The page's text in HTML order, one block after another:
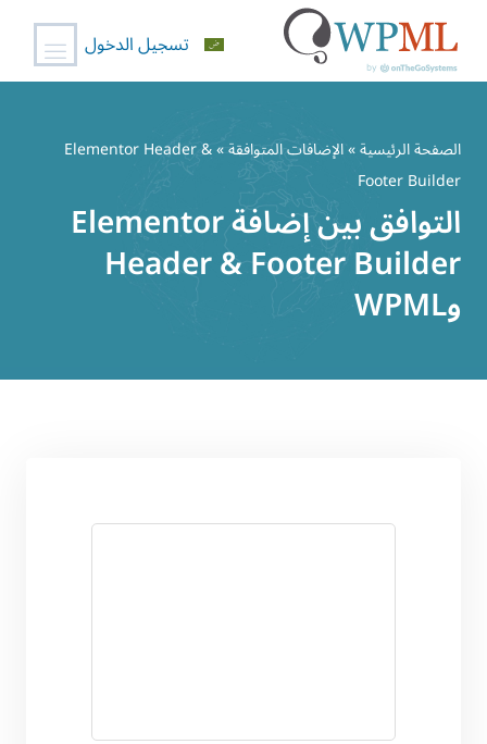
المحتوى
تسجيل الدخول
الصفحة الرئيسية»الإضافات المتوافقة » Elementor Header &
Footer Builder
التوافق بين إضافة Elementor
Header & Footer Builder
وWPML